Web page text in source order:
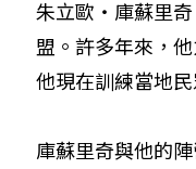
朱立歐‧庫蘇里奇
盟。許多年來，
他現在訓練當地
庫蘇里奇與他的